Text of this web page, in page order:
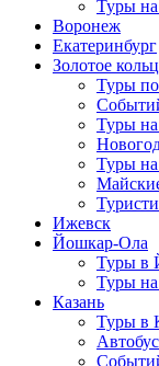
Туры
Воронеж
Екатеринбург
Золотое
Туры
Туры
Туры
Ижевск
Йошкар-Ола
Туры в
Туры
Казань
Туры в